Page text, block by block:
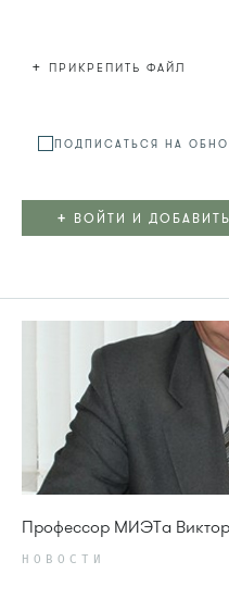
+ ПРИКРЕПИТЬ ФАЙЛ
ПОДПИСАТЬСЯ НА
+ ВОЙТИ И
Профессор МИЭТа
НОВОСТИ